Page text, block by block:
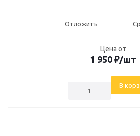
Отложить
Цена от
1 950 ₽/шт
В